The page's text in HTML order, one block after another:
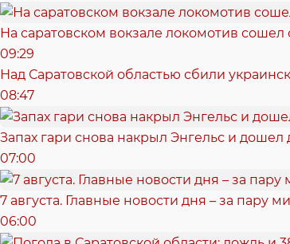
На саратовском вокзале локомотив сошел
09:29
Над Саратовской областью сбили
08:47
Запах гари снова накрыл Энгельс и дошел
07:00
7 августа. Главные новости дня – за пару
06:00